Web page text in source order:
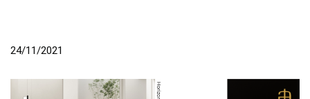
24/11/2021